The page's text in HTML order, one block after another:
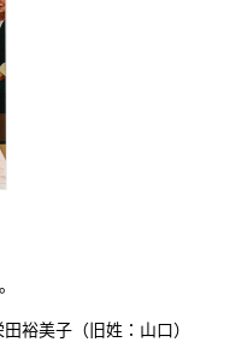
田裕美子（旧姓：山口）